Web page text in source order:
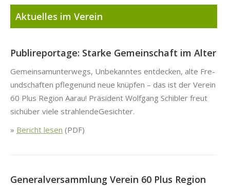
Aktuelles im Verein
Publireportage: Starke Gemeinschaft im Alter
Gemein­samunter­wegs, Unbekan­ntes ent­deck­en, alte Fre­
und­schaften pfle­ge­nund neue knüpfen – das ist der Vere­in
60 Plus Region Aarau! Präsi­dent Wolf­gang Schi­bler freut
sichüber viele strahlen­de­Gesichter.
» Bericht lesen (PDF)
Generalversammlung Verein 60 Plus Region